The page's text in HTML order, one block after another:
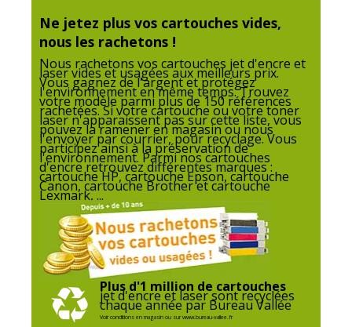
Marque Wecare
Référence
produit
fabricant
K20287IBF
Divers
Divers
Compatibilité
détaillée du
produit
Canon PIXMA iP2700,iP2702
MP240
MP250,MP252
MP270 Party Pack,MP272,
MP282,MP480,MP490,MP492
MP499,MX320,MX330,MX340
Office,MX350,MX350 Office
MX410,MX420
Consommables
Pack de 1
Ne jetez plus vos cartouches vides,
nous les rachetons !
Nous rachetons vos cartouches jet d'encre et
laser vides et usagées aux meilleurs prix.
Vous gagnez de l'argent et protégez
l'environnement en même temps. Trouvez
votre modèle parmi plus de 150 références
rachetées. Si votre cartouche ou votre toner
laser n'apparaissent pas sur cette liste, vous
pouvez la ramener en magasin ou nous
l'envoyer par courrier, pour recyclage. Vous
participez ainsi à la préservation de
l'environnement. Parmi nos cartouches
d'encre retrouvez différentes marques :
cartouche HP, cartouche Epson, cartouche
Canon, cartouche Brother et cartouche
Lexmark, ...
Plus d'1 million de cartouches
jet d'encre et laser sont recyclées
chaque année par Bureau Vallée
Voir conditions en magasin ou sur www.bureau-vallee.fr